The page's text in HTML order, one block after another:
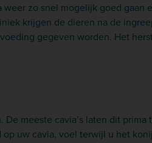
zo snel mogelijk goed gaan
krijgen de dieren na de
gegeven worden. Het
meeste cavia’s laten dit prima
uw cavia, voel terwijl u het